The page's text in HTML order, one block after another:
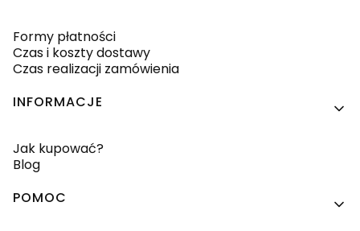
Formy płatności
Czas i koszty dostawy
Czas realizacji zamówienia
INFORMACJE
Jak kupować?
Blog
POMOC